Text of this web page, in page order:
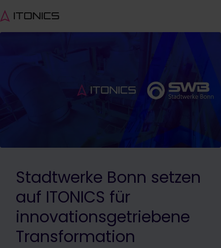
Stadtwerke Bonn setzen
auf ITONICS für
innovationsgetriebene
Transformation